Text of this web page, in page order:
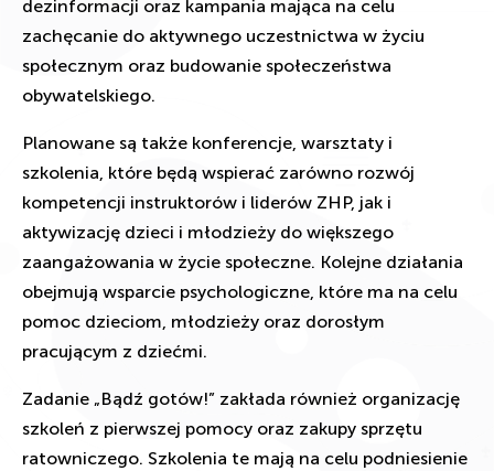
dezinformacji oraz kampania mająca na celu
zachęcanie do aktywnego uczestnictwa w życiu
społecznym oraz budowanie społeczeństwa
obywatelskiego.
Planowane są także konferencje, warsztaty i
szkolenia, które będą wspierać zarówno rozwój
kompetencji instruktorów i liderów ZHP, jak i
aktywizację dzieci i młodzieży do większego
zaangażowania w życie społeczne. Kolejne działania
obejmują wsparcie psychologiczne, które ma na celu
pomoc dzieciom, młodzieży oraz dorosłym
pracującym z dziećmi.
Zadanie „Bądź gotów!” zakłada również organizację
szkoleń z pierwszej pomocy oraz zakupy sprzętu
ratowniczego. Szkolenia te mają na celu podniesienie